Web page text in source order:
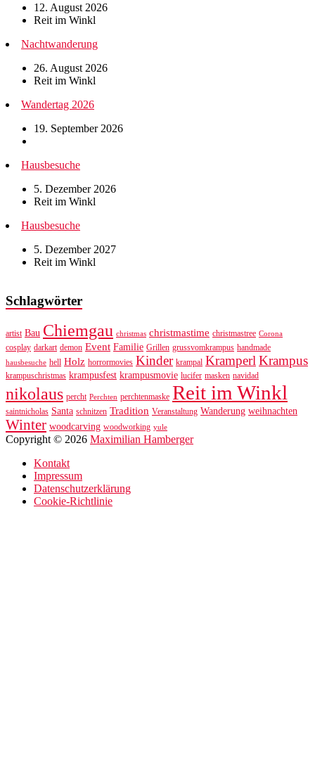
12. August 2026
Reit im Winkl
Nachtwanderung
26. August 2026
Reit im Winkl
Wandertag 2026
19. September 2026
Hausbesuche
5. Dezember 2026
Reit im Winkl
Hausbesuche
5. Dezember 2027
Reit im Winkl
Schlagwörter
artist Bau Chiemgau christmas christmastime christmastree Corona
cosplay darkart demon Event Familie Grillen grussvomkrampus handmade
hausbesuche hell Holz horrormovies Kinder krampal KramperlKrampus
krampuschristmas krampusfest krampusmovie lucifer masken navidad
nikolaus percht Perchten perchtenmaske Reit im Winkl
saintnicholas Santa schnitzen Tradition Veranstaltung Wanderung weihnachten
Winter woodcarving woodworking yule
Copyright © 2026 Maximilian Hamberger
Kontakt
Impressum
Datenschutzerklärung
Cookie-Richtlinie